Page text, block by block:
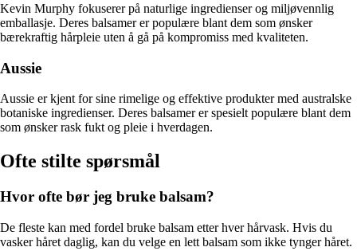
Kevin Murphy fokuserer på naturlige ingredienser og miljøvennlig
emballasje. Deres balsamer er populære blant dem som ønsker
bærekraftig hårpleie uten å gå på kompromiss med kvaliteten.
Aussie
Aussie er kjent for sine rimelige og effektive produkter med australske
botaniske ingredienser. Deres balsamer er spesielt populære blant dem
som ønsker rask fukt og pleie i hverdagen.
Ofte stilte spørsmål
Hvor ofte bør jeg bruke balsam?
De fleste kan med fordel bruke balsam etter hver hårvask. Hvis du
vasker håret daglig, kan du velge en lett balsam som ikke tynger håret.